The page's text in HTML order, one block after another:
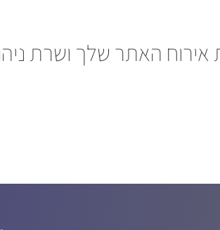
האתר שלך ושרת